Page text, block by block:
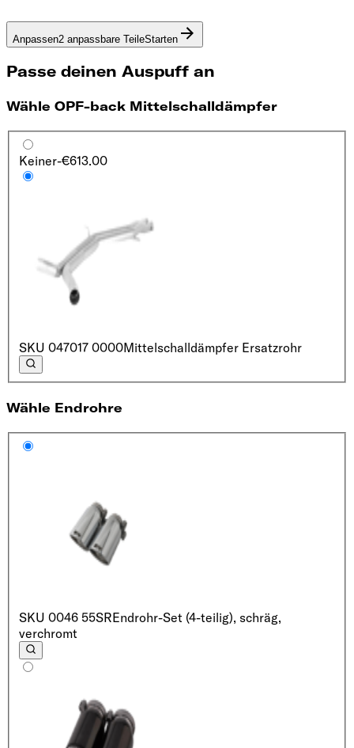
Anpassen2 anpassbare TeileStarten
Passe deinen Auspuff an
Wähle OPF-back Mittelschalldämpfer
Keiner-€613.00
SKU 047017 0000Mittelschalldämpfer Ersatzrohr
Wähle Endrohre
SKU 0046 55SREndrohr-Set (4-teilig), schräg,
verchromt